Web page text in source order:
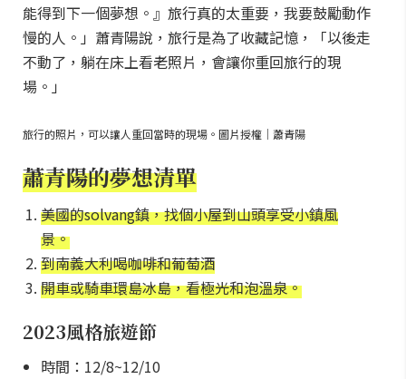
能得到下一個夢想。』旅行真的太重要，我要鼓勵動作
慢的人。」蕭青陽說，旅行是為了收藏記憶，「以後走
不動了，躺在床上看老照片，會讓你重回旅行的現
場。」
旅行的照片，可以讓人重回當時的現場。圖片授權｜蕭青陽
蕭青陽的夢想清單
美國的solvang鎮，找個小屋到山頭享受小鎮風
景。
到南義大利喝咖啡和葡萄酒
開車或騎車環島冰島，看極光和泡溫泉。
2023風格旅遊節
時間：12/8~12/10